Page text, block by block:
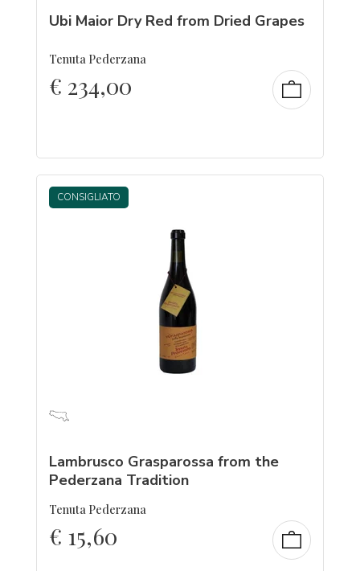
Ubi Maior Dry Red from Dried Grapes
Tenuta Pederzana
€ 234,00
CONSIGLIATO
Lambrusco Grasparossa from the
Pederzana Tradition
Tenuta Pederzana
€ 15,60